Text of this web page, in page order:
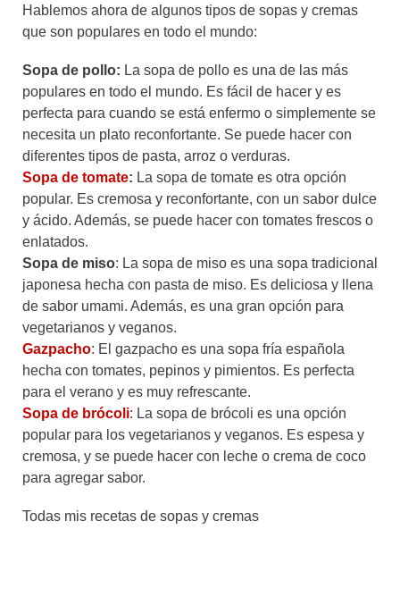
Hablemos ahora de algunos tipos de sopas y cremas
que son populares en todo el mundo:
Sopa de pollo: La sopa de pollo es una de las más
populares en todo el mundo. Es fácil de hacer y es
perfecta para cuando se está enfermo o simplemente se
necesita un plato reconfortante. Se puede hacer con
diferentes tipos de pasta, arroz o verduras.
Sopa de tomate: La sopa de tomate es otra opción
popular. Es cremosa y reconfortante, con un sabor dulce
y ácido. Además, se puede hacer con tomates frescos o
enlatados.
Sopa de miso: La sopa de miso es una sopa tradicional
japonesa hecha con pasta de miso. Es deliciosa y llena
de sabor umami. Además, es una gran opción para
vegetarianos y veganos.
Gazpacho: El gazpacho es una sopa fría española
hecha con tomates, pepinos y pimientos. Es perfecta
para el verano y es muy refrescante.
Sopa de brócoli: La sopa de brócoli es una opción
popular para los vegetarianos y veganos. Es espesa y
cremosa, y se puede hacer con leche o crema de coco
para agregar sabor.
Todas mis recetas de sopas y cremas